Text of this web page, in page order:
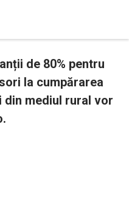
de 80% pentru
la cumpărarea
mediul rural vor